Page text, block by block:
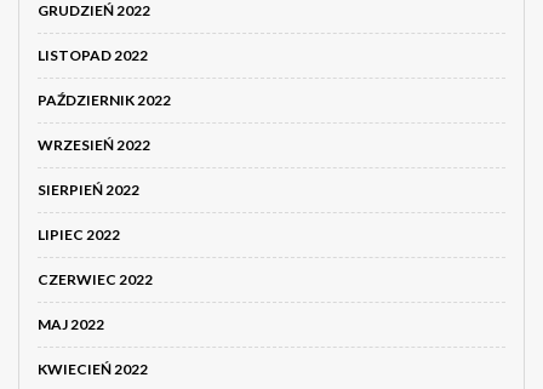
GRUDZIEŃ 2022
LISTOPAD 2022
PAŹDZIERNIK 2022
WRZESIEŃ 2022
SIERPIEŃ 2022
LIPIEC 2022
CZERWIEC 2022
MAJ 2022
KWIECIEŃ 2022